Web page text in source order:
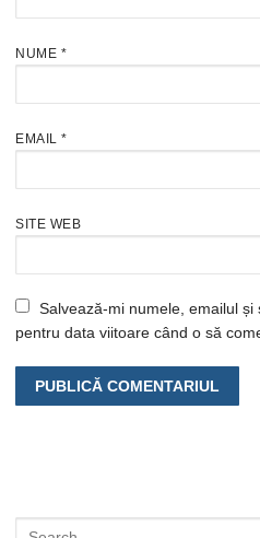
NUME *
EMAIL *
SITE WEB
Salvează-mi numele, emailul
pentru data viitoare când o să
Caută